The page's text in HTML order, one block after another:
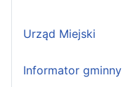
Urząd Miejski
Informator gminny